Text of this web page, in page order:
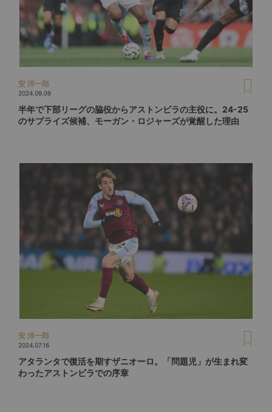
安 洋一郎
2024.09.09
半年で下部リーグの脇役からアストンビラの主役に。24-25
のサプライズ候補、モーガン・ロジャーズが覚醒した理由
安 洋一郎
2024.07.16
アタランタで復活を期すザニオーロ。「問題児」が生まれ変
わったアストンビラでの序章